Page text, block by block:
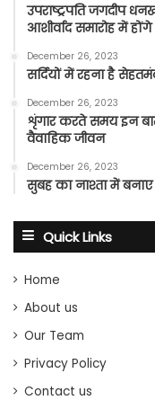
उपराष्ट्रपति जगदीप
आशीर्वाद समारोह में
December 26, 2023
सर्दियों में रहना है
December 26, 2023
शृंगार करते समय इन
वैवाहिक जीवन
December 26, 2023
सुबह का नाश्ता में बनाए
Quick Links
Home
About us
Our Team
Privacy Policy
Contact us